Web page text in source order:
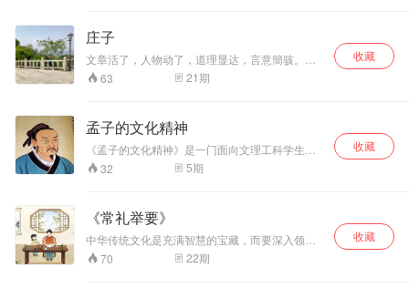
庄子
文章活了，人物动了，道理显达，言意簡骇。在
巨人的肩膀上站着在前人的脚印上前进，与心灵
中碰撞，从思考中漫步。
63 21期
收藏
孟子的文化精神
《孟子的文化精神》是一门面向文理工科学生的
文化素质教育类专题课程，也是致力于弘扬中国
优秀传统文化的专题课程。
32 5期
收藏
《常礼举要》
中华传统文化是充满智慧的宝藏，而要深入领悟
其中的智慧，我们得先打好基础。就像种花一
样，没有根，怎么能开花结果呢？那么在如此浩
70 22期
收藏